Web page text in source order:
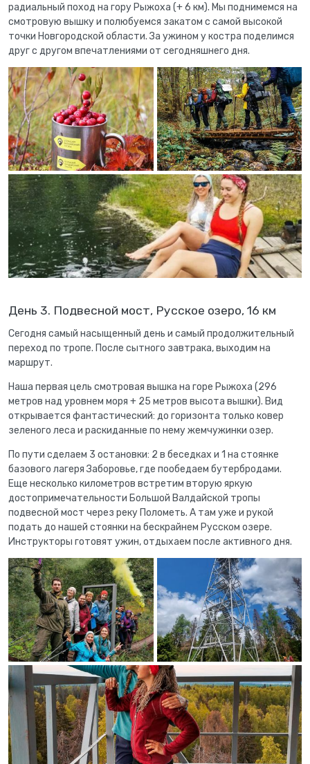
радиальный поход на гору Рыжоха (+ 6 км). Мы поднимемся на
смотровую вышку и полюбуемся закатом с самой высокой
точки Новгородской области. За ужином у костра поделимся
друг с другом впечатлениями от сегодняшнего дня.
День 3. Подвесной мост, Русское озеро, 16 км
Сегодня самый насыщенный день и самый продолжительный
переход по тропе. После сытного завтрака, выходим на
маршрут.
Наша первая цель смотровая вышка на горе Рыжоха (296
метров над уровнем моря + 25 метров высота вышки). Вид
открывается фантастический: до горизонта только ковер
зеленого леса и раскиданные по нему жемчужинки озер.
По пути сделаем 3 остановки: 2 в беседках и 1 на стоянке
базового лагеря Заборовье, где пообедаем бутербродами.
Еще несколько километров встретим вторую яркую
достопримечательности Большой Валдайской тропы
подвесной мост через реку Полометь. А там уже и рукой
подать до нашей стоянки на бескрайнем Русском озере.
Инструкторы готовят ужин, отдыхаем после активного дня.